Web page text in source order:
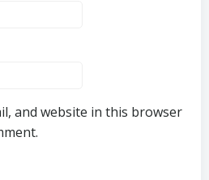
and website in this browser